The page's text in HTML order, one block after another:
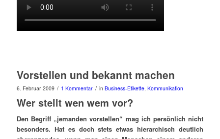
Vorstellen und bekannt machen
6. Februar 2009 / 1 Kommentar / in Business-Etikette, Kommunikation
Wer stellt wen wem vor?
Den Begriff „jemanden vorstellen“ mag ich persönlich nicht
besonders. Hat es doch stets etwas hierarchisch deutlich